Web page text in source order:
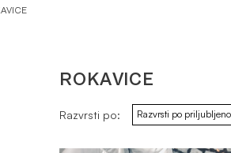
ROKAVICE
Razvrsti po: